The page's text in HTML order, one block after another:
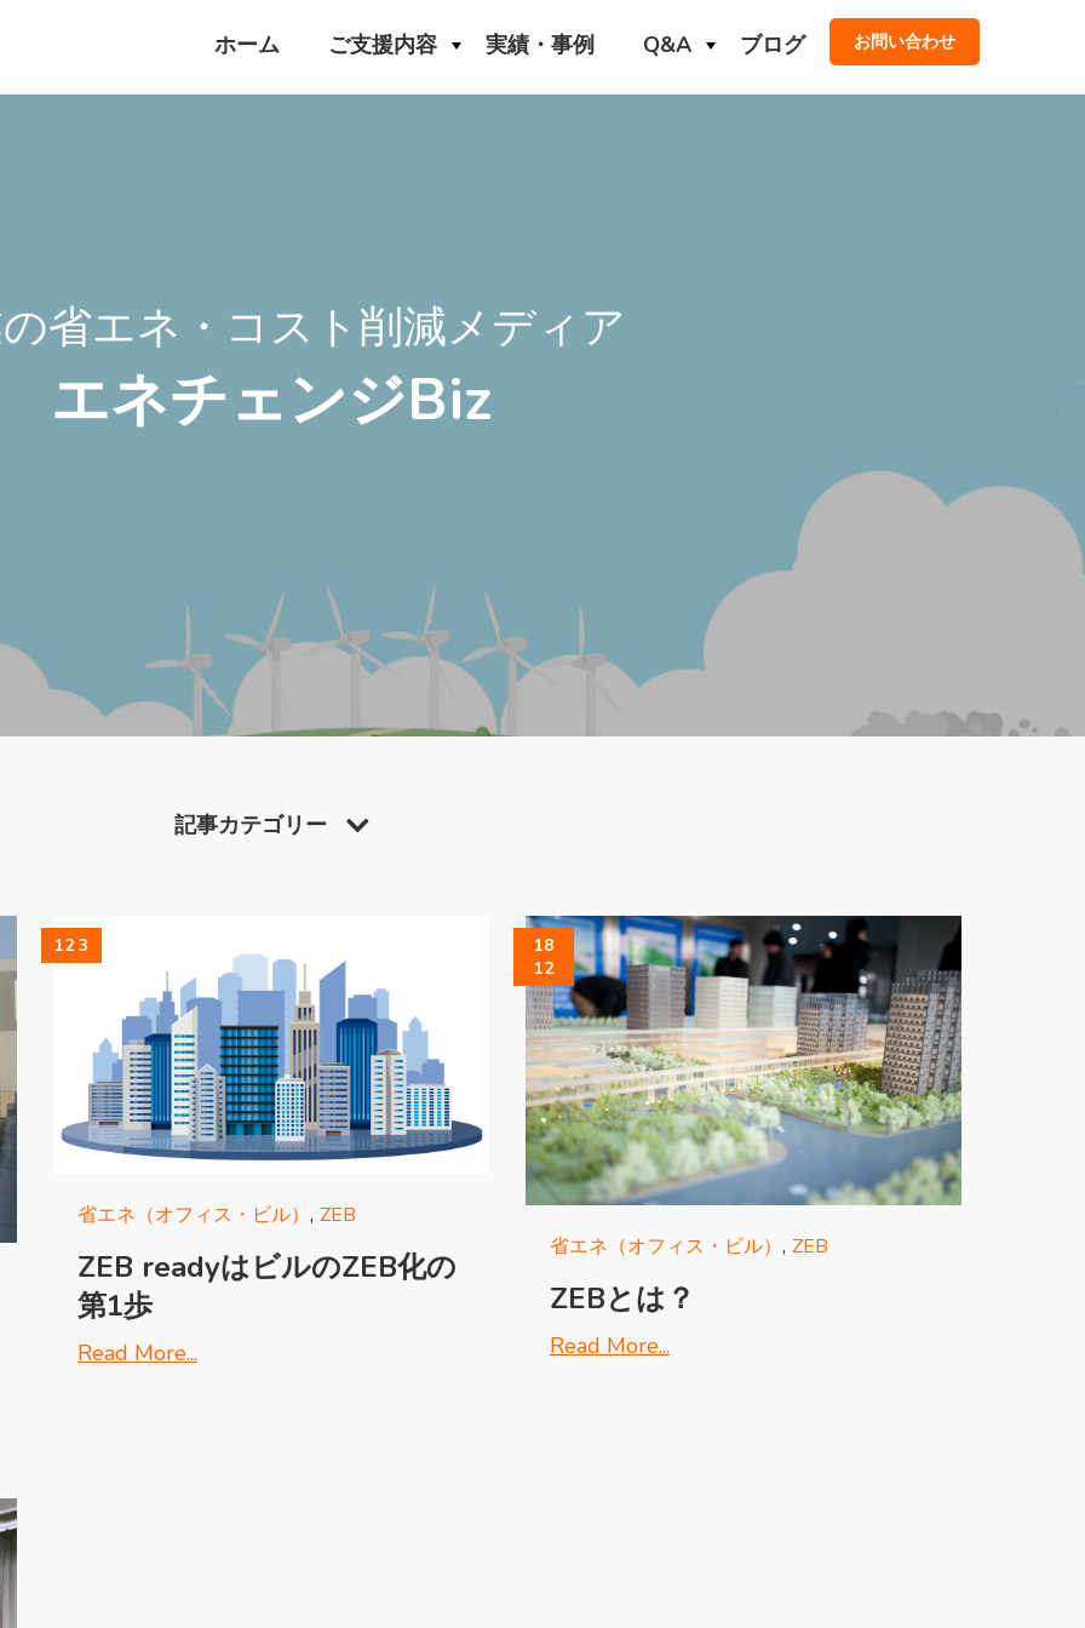
ホーム ご支援内容 実績・事例 Q&A ブログ お問い合わせ
省エネ・コスト削減メディア
エネチェンジBiz
記事カテゴリー
省エネ（オフィス・ビル） , ZEB
ZEB readyはビルのZEB化の
第1歩
Read More...
12 3
省エネ（オフィス・ビル） , ZEB
ZEBとは？
Read More...
18
12